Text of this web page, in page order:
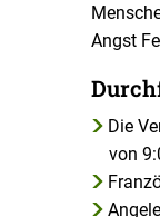
Angst
Die
von